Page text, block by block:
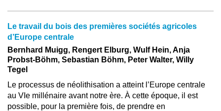
Le travail du bois des premières sociétés agricoles
d’Europe centrale
Bernhard Muigg, Rengert Elburg, Wulf Hein, Anja
Probst-Böhm, Sebastian Böhm, Peter Walter, Willy
Tegel
Le processus de néolithisation a atteint l’Europe centrale
au VIe millénaire avant notre ère. À cette époque, il est
possible, pour la première fois, de prendre en